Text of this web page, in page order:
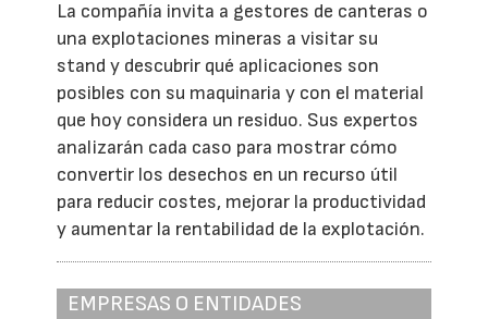
La compañía invita a gestores de canteras o
una explotaciones mineras a visitar su
stand y descubrir qué aplicaciones son
posibles con su maquinaria y con el material
que hoy considera un residuo. Sus expertos
analizarán cada caso para mostrar cómo
convertir los desechos en un recurso útil
para reducir costes, mejorar la productividad
y aumentar la rentabilidad de la explotación.
EMPRESAS O ENTIDADES